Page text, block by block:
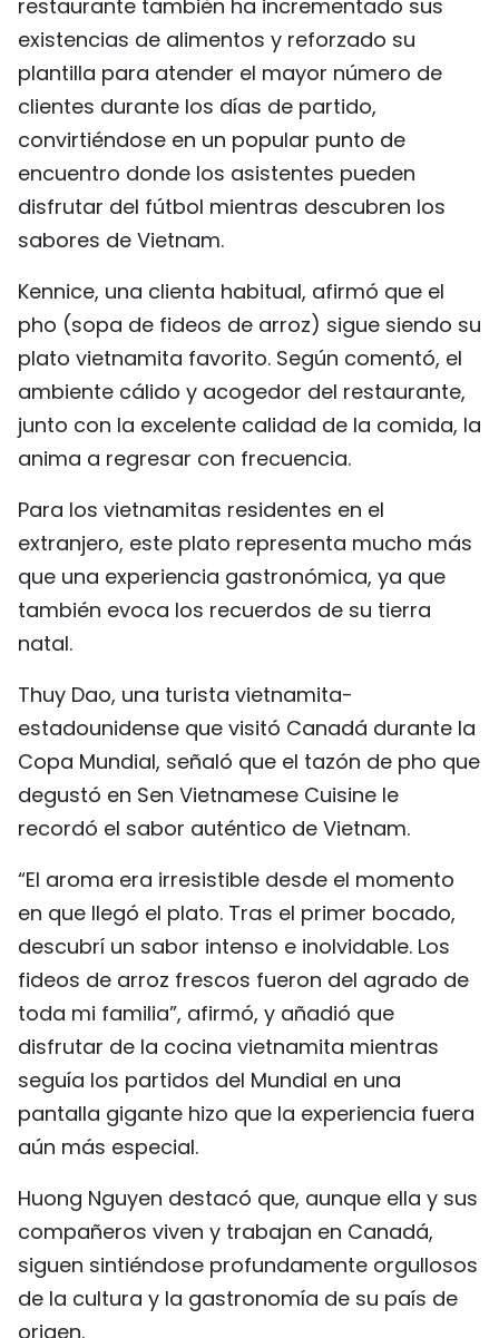
restaurante también ha incrementado sus
existencias de alimentos y reforzado su
plantilla para atender el mayor número de
clientes durante los días de partido,
convirtiéndose en un popular punto de
encuentro donde los asistentes pueden
disfrutar del fútbol mientras descubren los
sabores de Vietnam.
Kennice, una clienta habitual, afirmó que el
pho (sopa de fideos de arroz) sigue siendo su
plato vietnamita favorito. Según comentó, el
ambiente cálido y acogedor del restaurante,
junto con la excelente calidad de la comida, la
anima a regresar con frecuencia.
Para los vietnamitas residentes en el
extranjero, este plato representa mucho más
que una experiencia gastronómica, ya que
también evoca los recuerdos de su tierra
natal.
Thuy Dao, una turista vietnamita-
estadounidense que visitó Canadá durante la
Copa Mundial, señaló que el tazón de pho que
degustó en Sen Vietnamese Cuisine le
recordó el sabor auténtico de Vietnam.
“El aroma era irresistible desde el momento
en que llegó el plato. Tras el primer bocado,
descubrí un sabor intenso e inolvidable. Los
fideos de arroz frescos fueron del agrado de
toda mi familia”, afirmó, y añadió que
disfrutar de la cocina vietnamita mientras
seguía los partidos del Mundial en una
pantalla gigante hizo que la experiencia fuera
aún más especial.
Huong Nguyen destacó que, aunque ella y sus
compañeros viven y trabajan en Canadá,
siguen sintiéndose profundamente orgullosos
de la cultura y la gastronomía de su país de
origen.